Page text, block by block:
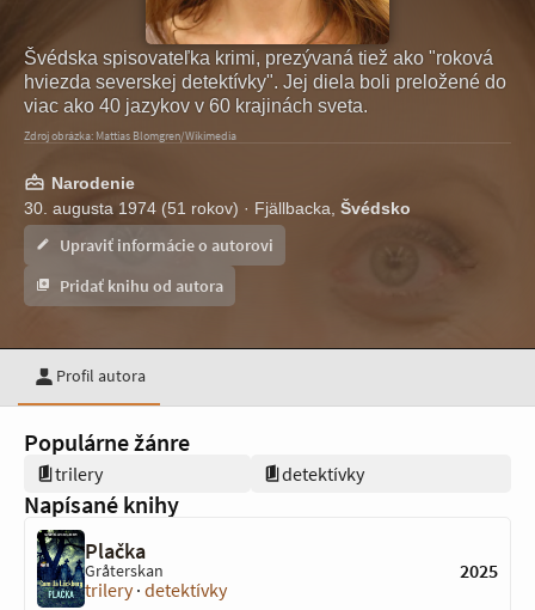
Švédska spisovateľka krimi, prezývaná tiež ako "roková
hviezda severskej detektívky". Jej diela boli preložené do
viac ako 40 jazykov v 60 krajinách sveta.
Zdroj obrázka: Mattias Blomgren/Wikimedia
Narodenie
30. augusta 1974 (51 rokov) · Fjällbacka, Švédsko
Upraviť informácie o autorovi
Pridať knihu od autora
Profil autora
Populárne žánre
trilery detektívky
Napísané knihy
Plačka
Gråterskan
trilery· detektívky
2025